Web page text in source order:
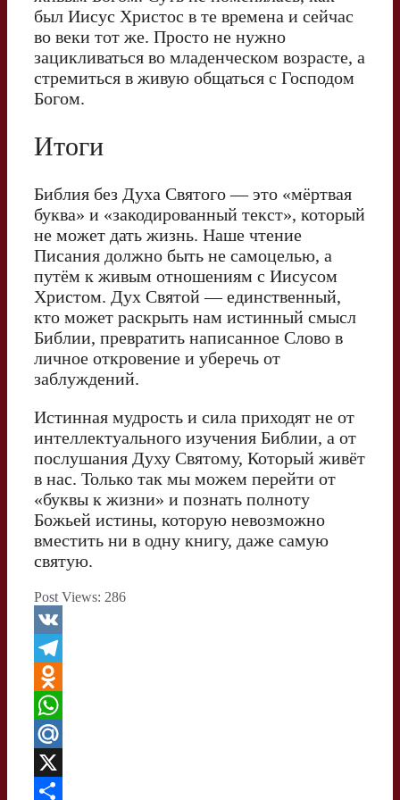
был Иисус Христос в те времена и сейчас
во веки тот же. Просто не нужно
зацикливаться во младенческом возрасте, а
стремиться в живую общаться с Господом
Богом.
Итоги
Библия без Духа Святого — это «мёртвая
буква» и «закодированный текст», который
не может дать жизнь. Наше чтение
Писания должно быть не самоцелью, а
путём к живым отношениям с Иисусом
Христом. Дух Святой — единственный,
кто может раскрыть нам истинный смысл
Библии, превратить написанное Слово в
личное откровение и уберечь от
заблуждений.
Истинная мудрость и сила приходят не от
интеллектуального изучения Библии, а от
послушания Духу Святому, Который живёт
в нас. Только так мы можем перейти от
«буквы к жизни» и познать полноту
Божьей истины, которую невозможно
вместить ни в одну книгу, даже самую
святую.
Post Views: 286
V
K
T
e
g
O
d
n
o
W
h
a
M
aX